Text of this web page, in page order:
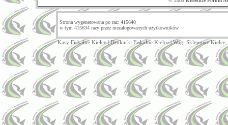
Strona wygenerowana po raz: 415640
w tym 415634 razy przez niezalogowanych użytkowników
Kasy Fiskalne Kielce|Drukarki Fiskalne Kielce|Wagi Sklepowe Kielce